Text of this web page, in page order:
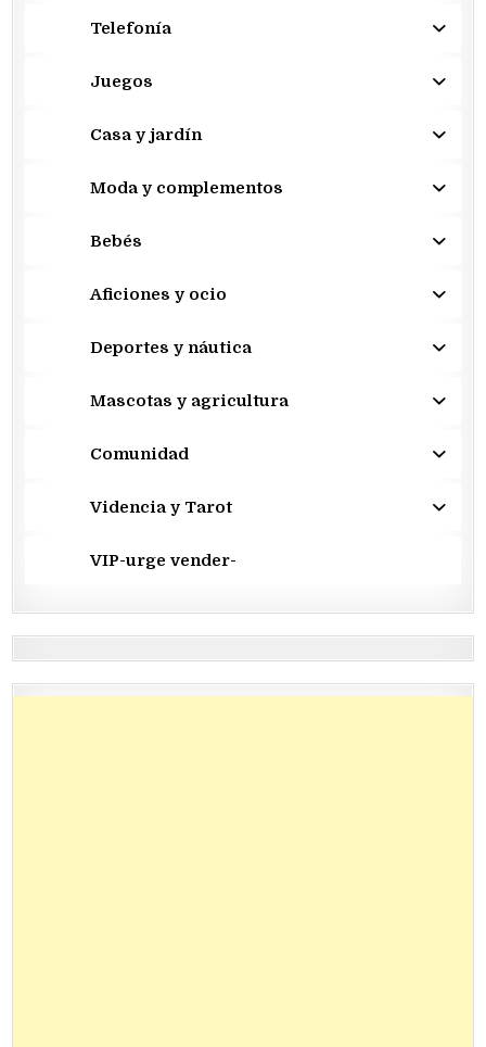
Telefonía
Juegos
Casa y jardín
Moda y complementos
Bebés
Aficiones y ocio
Deportes y náutica
Mascotas y agricultura
Comunidad
Videncia y Tarot
VIP-urge vender-